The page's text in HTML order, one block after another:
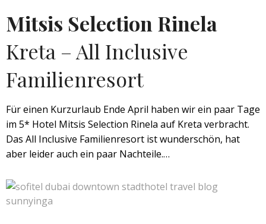
Mitsis Selection Rinela
Kreta – All Inclusive
Familienresort
Für einen Kurzurlaub Ende April haben wir ein paar Tage
im 5* Hotel Mitsis Selection Rinela auf Kreta verbracht.
Das All Inclusive Familienresort ist wunderschön, hat
aber leider auch ein paar Nachteile.…